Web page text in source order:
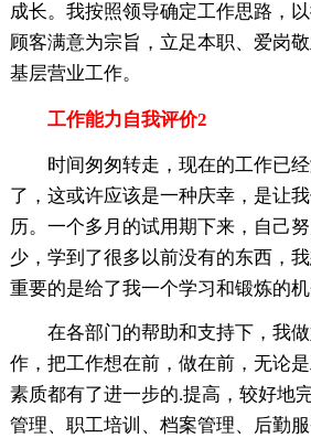
成长。我按照领导确定工作思路，
顾客满意为宗旨，立足本职、爱岗
基层营业工作。
工作能力自我评价2
时间匆匆转走，现在的工作已经
了，这或许应该是一种庆幸，是让
历。一个多月的试用期下来，自己
少，学到了很多以前没有的东西，
重要的是给了我一个学习和锻炼的机
在各部门的帮助和支持下，我做
作，把工作想在前，做在前，无论
素质都有了进一步的.提高，较好地
管理、职工培训、档案管理、后勤